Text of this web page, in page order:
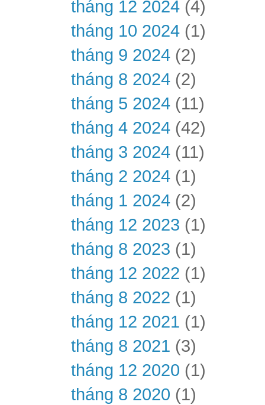
tháng 12 2024 (4)
tháng 10 2024 (1)
tháng 9 2024 (2)
tháng 8 2024 (2)
tháng 5 2024 (11)
tháng 4 2024 (42)
tháng 3 2024 (11)
tháng 2 2024 (1)
tháng 1 2024 (2)
tháng 12 2023 (1)
tháng 8 2023 (1)
tháng 12 2022 (1)
tháng 8 2022 (1)
tháng 12 2021 (1)
tháng 8 2021 (3)
tháng 12 2020 (1)
tháng 8 2020 (1)